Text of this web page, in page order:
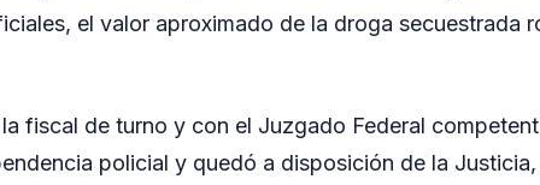
el valor aproximado de la droga secuestrada
fiscal de turno y con el Juzgado Federal
policial y quedó a disposición de la